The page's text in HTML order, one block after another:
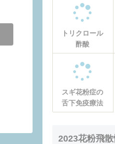
トリクロール
酢酸
スギ花粉症の
舌下免疫療法
2023花粉飛